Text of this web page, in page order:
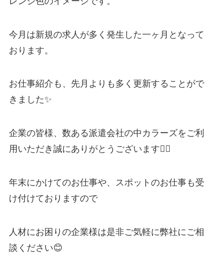
今月は新規の求人が多く発生した一ヶ月 となって
おります。
お仕事紹介も、先月よりも多く更新することがで
きました✨
企業の皆様、数ある派遣会社の中カラーズをご利
用いただき誠にありがとうございます🙇‍♂️
年末にかけてのお仕事や、スポットのお仕事も受
け付けておりますので
人材にお困りの企業様は是非ご気軽に弊社にご相
談ください😊